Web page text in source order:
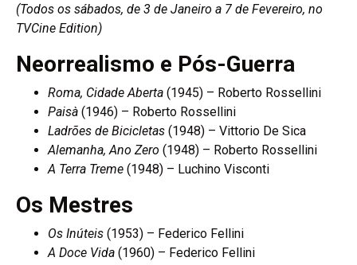
(Todos os sábados, de 3 de Janeiro a 7 de Fevereiro, no
TVCine Edition)
Neorrealismo e Pós-Guerra
Roma, Cidade Aberta (1945) – Roberto Rossellini
Paisà (1946) – Roberto Rossellini
Ladrões de Bicicletas (1948) – Vittorio De Sica
Alemanha, Ano Zero (1948) – Roberto Rossellini
A Terra Treme (1948) – Luchino Visconti
Os Mestres
Os Inúteis (1953) – Federico Fellini
A Doce Vida (1960) – Federico Fellini